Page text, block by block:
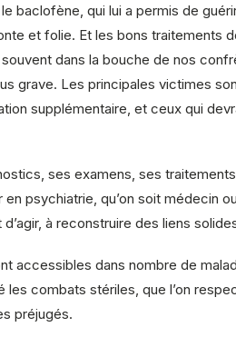
baclofène, qui lui a permis de
et folie. Et les bons traitements
dans la bouche de nos
grave. Les principales victimes
supplémentaire, et ceux qui
ses examens, ses
psychiatrie, qu’on soit médecin
à reconstruire des liens
dans nombre de
combats stériles, que l’on
préjugés.